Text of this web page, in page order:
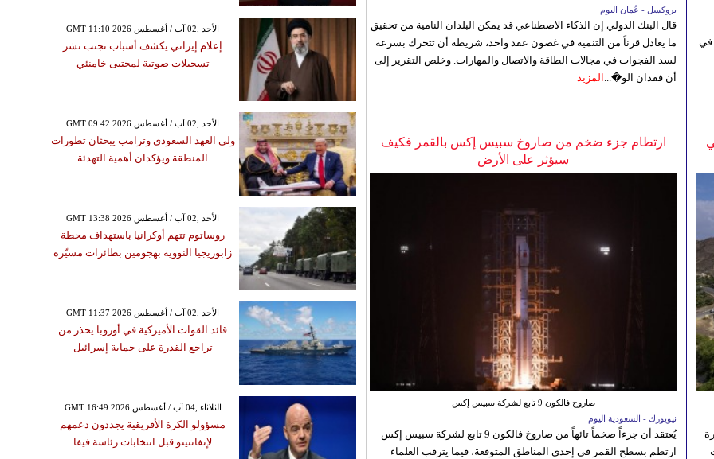
بروكسل - عُمان اليوم
قال البنك الدولي إن الذكاء الاصطناعي قد يمكن البلدان النامية من تحقيق
ما يعادل قرناً من التنمية في غضون عقد واحد، شريطة أن تتحرك بسرعة
لسد الفجوات في مجالات الطاقة والاتصال والمهارات. وخلص التقرير إلى
أن فقدان الو�... المزيد
في
ارتطام جزء ضخم من صاروخ سبيس إكس بالقمر فكيف
سيؤثر على الأرض
صاروخ فالكون 9 تابع لشركة سبيس إكس
نيويورك - السعودية اليوم
يُعتقد أن جزءاً ضخماً تائهاً من صاروخ فالكون 9 تابع لشركة سبيس إكس
ارتطم بسطح القمر في إحدى المناطق المتوقعة، فيما يترقب العلماء
GMT 11:10 2026 الأحد ,02 آب / أغسطس
إعلام إيراني يكشف أسباب تجنب نشر
تسجيلات صوتية لمجتبى خامنئي
GMT 09:42 2026 الأحد ,02 آب / أغسطس
ولي العهد السعودي وترامب يبحثان تطورات
المنطقة ويؤكدان أهمية التهدئة
GMT 13:38 2026 الأحد ,02 آب / أغسطس
روساتوم تتهم أوكرانيا باستهداف محطة
زابوريجيا النووية بهجومين بطائرات مسيّرة
GMT 11:37 2026 الأحد ,02 آب / أغسطس
قائد القوات الأميركية في أوروبا يحذر من
تراجع القدرة على حماية إسرائيل
GMT 16:49 2026 الثلاثاء ,04 آب / أغسطس
مسؤولو الكرة الأفريقية يجددون دعمهم
لإنفانتينو قبل انتخابات رئاسة فيفا